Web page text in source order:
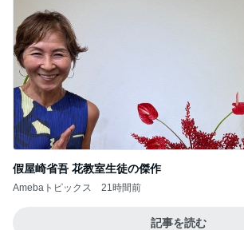
假屋崎省吾 花教室生徒の傑作
Amebaトピックス 21時間前
記事を読む